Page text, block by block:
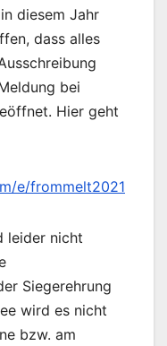
diesem Jahr
dass alles
bei
Hier geht
e/frommelt2021
leider nicht
Siegerehrung
wird es nicht
bzw. am